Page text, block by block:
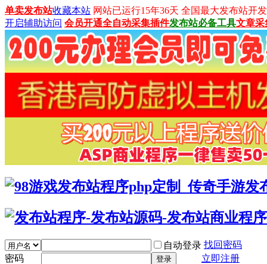
单卖发布站收藏本站 网站已运行15年36天 全国最大发布站开
开启辅助访问 会员开通全自动采集插件发布站必备工具文章采
自动登录 找回密码
密码
登录
立即注册